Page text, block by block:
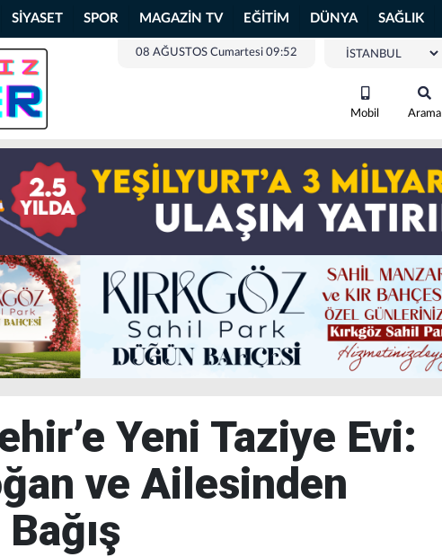
SİYASET SPOR MAGAZİN TV EĞİTİM DÜNYA SAĞLIK
08 AĞUSTOS Cumartesi 09:52
Mobil Arama
Yeni Taziye Evi:
ve Ailesinden